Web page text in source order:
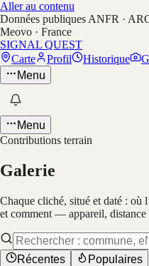
Aller au contenu
Données publiques ANFR ·
Meovo · France
SIGNAL QUEST
Carte
Profil Historique
Menu
Menu
Contributions terrain
Galerie
Chaque cliché, situé et daté : où
et comment — appareil, distance
Récentes
Populaires